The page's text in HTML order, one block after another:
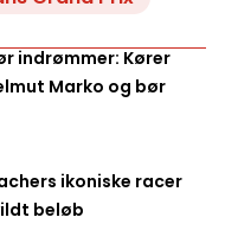
indrømmer: Kører
Marko og bør
ikoniske racer
beløb